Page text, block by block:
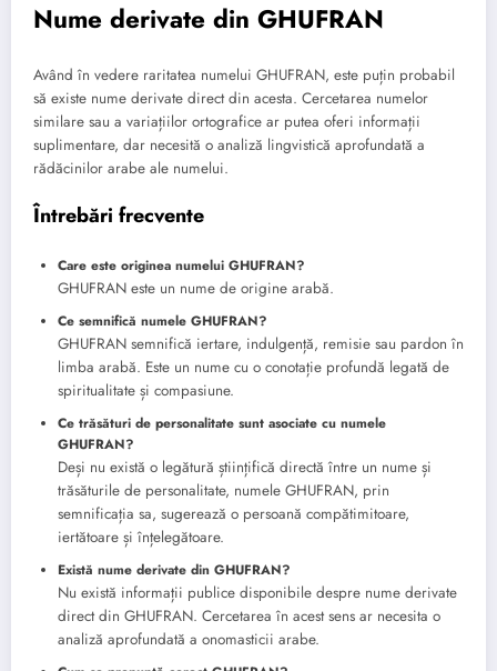
Nume derivate din GHUFRAN
Având în vedere raritatea numelui GHUFRAN, este puțin probabil
să existe nume derivate direct din acesta. Cercetarea numelor
similare sau a variațiilor ortografice ar putea oferi informații
suplimentare, dar necesită o analiză lingvistică aprofundată a
rădăcinilor arabe ale numelui.
Întrebări frecvente
Care este originea numelui GHUFRAN?
GHUFRAN este un nume de origine arabă.
Ce semnifică numele GHUFRAN?
GHUFRAN semnifică iertare, indulgență, remisie sau pardon în
limba arabă. Este un nume cu o conotație profundă legată de
spiritualitate și compasiune.
Ce trăsături de personalitate sunt asociate cu numele
GHUFRAN?
Deși nu există o legătură științifică directă între un nume și
trăsăturile de personalitate, numele GHUFRAN, prin
semnificația sa, sugerează o persoană compătimitoare,
iertătoare și înțelegătoare.
Există nume derivate din GHUFRAN?
Nu există informații publice disponibile despre nume derivate
direct din GHUFRAN. Cercetarea în acest sens ar necesita o
analiză aprofundată a onomasticii arabe.